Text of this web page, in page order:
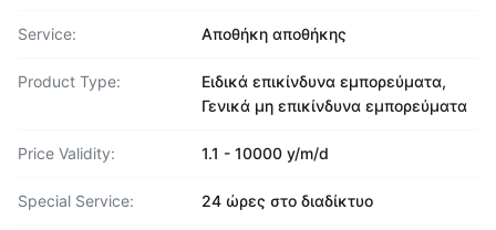
Service: Αποθήκη αποθήκης
Product Type:
Ειδικά επικίνδυνα εμπορεύματα,
Γενικά μη επικίνδυνα εμπορεύματα
Price Validity: 1.1 - 10000 y/m/d
Special Service: 24 ώρες στο διαδίκτυο